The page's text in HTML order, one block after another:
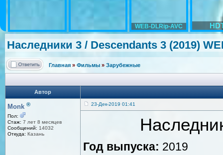
WEB-DLRip-AVC
Наследники 3 / Descendants 3 (2019)
Главная » Фильмы » Зарубежные
Автор
Monk ®
Пол:
Стаж: 7 лет 8 месяцев
Сообщений: 14032
Откуда: Казань
23-Дек-2019 01:41
Год выпуска: 2019